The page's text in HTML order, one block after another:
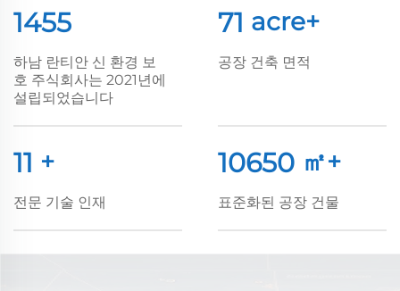
2021
하남 란티안 신 환경 보
호 주식회사는 2021년에
설립되었습니다
100 acre+
공장 건축 면적
15 +
전문 기술 인재
15000 ㎡+
표준화된 공장 건물